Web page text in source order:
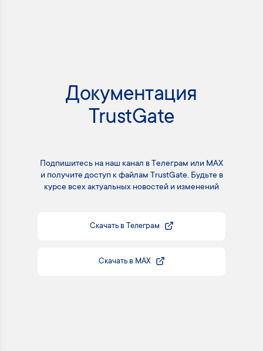
Документация
TrustGate
Подпишитесь на наш канал в Телеграм или MAX
и получите доступ к файлам TrustGate. Будьте в
курсе всех актуальных новостей и изменений
Скачать в Телеграм
Скачать в MAX